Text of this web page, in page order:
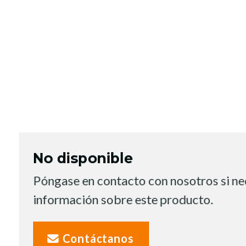
No disponible
Póngase en contacto con nosotros si
información sobre este producto.
Contáctanos